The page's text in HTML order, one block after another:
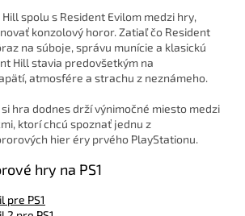
Hill spolu s Resident Evilom medzi hry,
konzolový horor. Zatiaľ čo Resident
na súboje, správu munície a klasickú
Hill stavia predovšetkým na
atmosfére a strachu z neznámeho.
hra dodnes drží výnimočné miesto medzi
ktorí chcú spoznať jednu z
hier éry prvého PlayStationu.
hry na PS1
pre PS1